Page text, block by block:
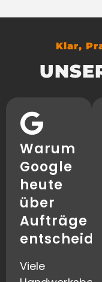
Klar,
Warum
Google
heute
über
Aufträge
entscheidet
Viele